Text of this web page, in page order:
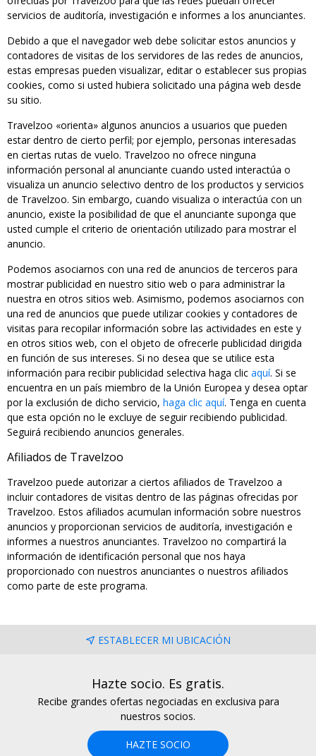
servicios de auditoría, investigación e informes a los anunciantes.
Debido a que el navegador web debe solicitar estos anuncios y
contadores de visitas de los servidores de las redes de anuncios,
estas empresas pueden visualizar, editar o establecer sus propias
cookies, como si usted hubiera solicitado una página web desde
su sitio.
Travelzoo «orienta» algunos anuncios a usuarios que pueden
estar dentro de cierto perfil; por ejemplo, personas interesadas
en ciertas rutas de vuelo. Travelzoo no ofrece ninguna
información personal al anunciante cuando usted interactúa o
visualiza un anuncio selectivo dentro de los productos y servicios
de Travelzoo. Sin embargo, cuando visualiza o interactúa con un
anuncio, existe la posibilidad de que el anunciante suponga que
usted cumple el criterio de orientación utilizado para mostrar el
anuncio.
Podemos asociarnos con una red de anuncios de terceros para
mostrar publicidad en nuestro sitio web o para administrar la
nuestra en otros sitios web. Asimismo, podemos asociarnos con
una red de anuncios que puede utilizar cookies y contadores de
visitas para recopilar información sobre las actividades en este y
en otros sitios web, con el objeto de ofrecerle publicidad dirigida
en función de sus intereses. Si no desea que se utilice esta
información para recibir publicidad selectiva haga clic aquí. Si se
encuentra en un país miembro de la Unión Europea y desea optar
por la exclusión de dicho servicio, haga clic aquí. Tenga en cuenta
que esta opción no le excluye de seguir recibiendo publicidad.
Seguirá recibiendo anuncios generales.
Afiliados de Travelzoo
Travelzoo puede autorizar a ciertos afiliados de Travelzoo a
incluir contadores de visitas dentro de las páginas ofrecidas por
Travelzoo. Estos afiliados acumulan información sobre nuestros
anuncios y proporcionan servicios de auditoría, investigación e
informes a nuestros anunciantes. Travelzoo no compartirá la
información de identificación personal que nos haya
proporcionado con nuestros anunciantes o nuestros afiliados
como parte de este programa.
ESTABLECER MI UBICACIÓN
Hazte socio. Es gratis.
Recibe grandes ofertas negociadas en exclusiva para
nuestros socios.
HAZTE SOCIO